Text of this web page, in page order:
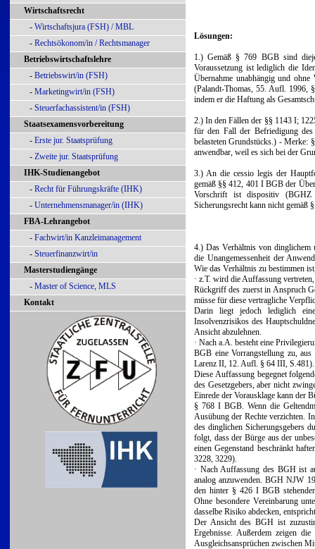
Wirtschaftsrecht
- Wirtschaftsjura (FSH) / MBL
- Rechtsökonom/in / Rechtsmanager
Betriebswirtschaftslehre
- Betriebswirt/in (FSH)
- Marketingwirt/in (FSH)
- Steuerfachassistent/in (FSH)
Staatsexamensvorbereitung
- Erste jur. Staatsprüfung
- Zweite jur. Staatsprüfung
IHK-Studienangebot
- Recht für Führungskräfte (IHK)
- Unternehmensmanager/in (IHK)
FBA-Lehrangebot
- Fachwirt/in Kanzleimanagement
- Steuerfinanzwirt/in
Masterstudiengänge
- Master of Science, MLS
Kontakt
Lösungen:
1.) Gemäß § 769 BGB sind
Voraussetzung ist lediglich die
Übernahme unabhängig und
(Palandt-Thomas, 55. Aufl. 1996,
indem er die Haftung als
2.) In den Fällen der §§ 1143 I;
für den Fall der Befriedigung des
belasteten Grundstücks.) - Merke:
anwendbar, weil es sich bei der
3.) An die cessio legis der
gemäß §§ 412, 401 I BGB der
Vorschrift ist dispositiv (BGHZ
Sicherungsrecht kann nicht gemäß
4.) Das Verhältnis von dinglichem
die Unangemessenheit der
Wie das Verhältnis zu bestimmen
· z.T. wird die Auffassung
Rückgriff des zuerst in Anspruch
müsse für diese vertragliche
Darin liegt jedoch lediglich
Insolvenzrisikos des
Ansicht abzulehnen.
· Nach a.A. besteht eine
BGB eine Vorrangstellung zu,
Larenz II, 12. Aufl. § 64 III, S.481).
Diese Auffassung begegnet
des Gesetzgebers, aber nicht
Einrede der Vorausklage kann der
§ 768 I BGB. Wenn die
Ausübung der Rechte verzichten.
des dinglichen Sicherungsgebers
folgt, dass der Bürge aus der
einen Gegenstand beschränkt
3228, 3229).
· Nach Auffassung des BGH ist
analog anzuwenden. BGH NJW
den hinter § 426 I BGB
Ohne besondere Vereinbarung
dasselbe Risiko abdecken,
Der Ansicht des BGH ist
Ergebnisse. Außerdem zeigen
Ausgleichsansprüchen zwischen